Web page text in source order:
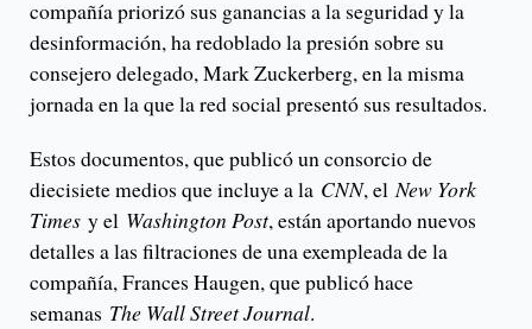
compañía priorizó sus ganancias a la seguridad y la
desinformación, ha redoblado la presión sobre su
consejero delegado, Mark Zuckerberg, en la misma
jornada en la que la red social presentó sus resultados.
Estos documentos, que publicó un consorcio de
diecisiete medios que incluye a la CNN, elNew York
Times y el Washington Post, están aportando nuevos
detalles a las filtraciones de una exempleada de la
compañía, Frances Haugen, que publicó hace
semanas The Wall Street Journal.